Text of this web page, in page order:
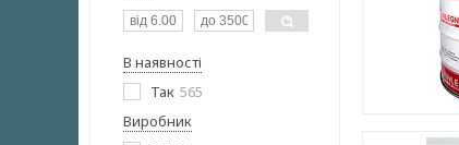
В наявності
Так 565
Виробник